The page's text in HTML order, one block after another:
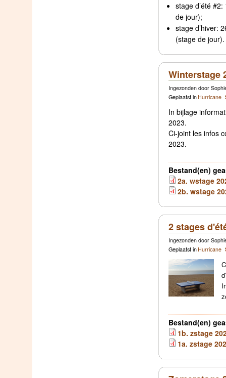
stage d’été
de jour);
stage d’hiver:
(stage de jour).
Winterstage
Ingezonden door
Geplaatst inHurricane
In bijlage
2023.
Ci-joint les infos
2023.
Bestand(en)
2a. wstage
2b. wstage
2 stages
Ingezonden door
Geplaatst inHurricane
Bestand(en)
1b. zstage
1a. zstage